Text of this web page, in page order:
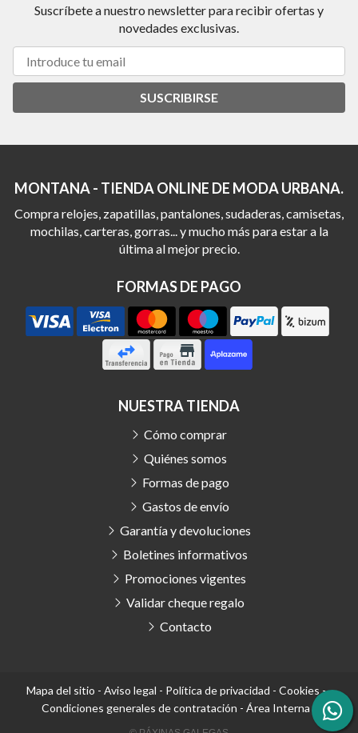
Suscríbete a nuestro newsletter para recibir ofertas y
novedades exclusivas.
SUSCRIBIRSE
MONTANA - TIENDA ONLINE DE MODA URBANA.
Compra relojes, zapatillas, pantalones, sudaderas, camisetas,
mochilas, carteras, gorras... y mucho más para estar a la
última al mejor precio.
FORMAS DE PAGO
NUESTRA TIENDA
Cómo comprar
Quiénes somos
Formas de pago
Gastos de envío
Garantía y devoluciones
Boletines informativos
Promociones vigentes
Validar cheque regalo
Contacto
Mapa del sitio - Aviso legal - Política de privacidad - Cookies-
Condiciones generales de contratación - Área Interna